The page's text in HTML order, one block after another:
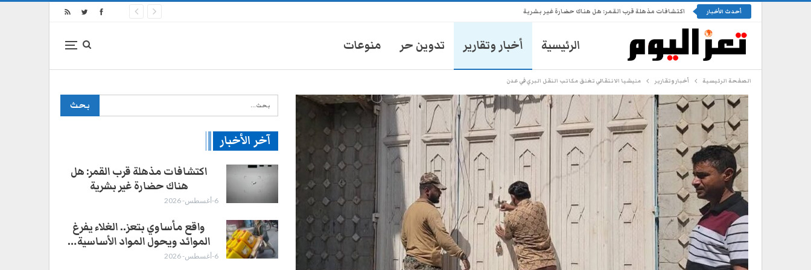
أحدث الأخبار اكتشافات مذهلة قرب القمر: هل هناك حضارة غير بشرية
الرئيسية أخبار وتقارير تدوين حر منوعات
الصفحة الرئيسية أخبار وتقارير مليشيا الانتقالي تغلق مكاتب النقل البري في عدن
آخر الأخبار
انتشار أمني في تعز يثير مخاوف
الأهالي من حملات تضييق جديدة
28-يوليو- 2026
موكب محافظ تعز يدهس طفلاً
ويتركه في العناية المركزة
28-يوليو- 2026
اكتشافات مذهلة قرب القمر: هل
هناك حضارة غير بشرية
6-أغسطس- 2026
واقع مأساوي بتعز.. الغلاء يفرغ
الموائد ويحول المواد الأساسية…
6-أغسطس- 2026